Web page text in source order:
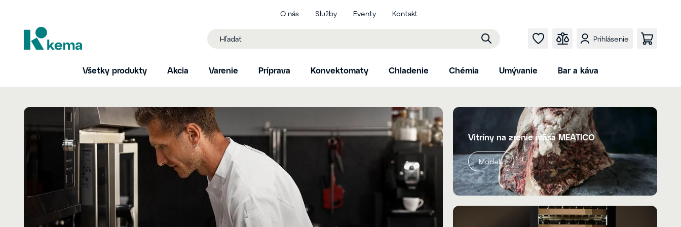
O nás Služby Eventy Kontakt
Prihlásenie
Všetky produkty Akcia Varenie Príprava Konvektomaty Chladenie Chémia Umývanie Bar a káva
Vitríny na zrenie mäsa MEATICO
Modely